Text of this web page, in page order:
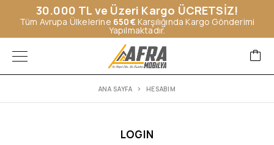
30.000 TL ve Üzeri Kargo ÜCRETSİZ!
Tüm Avrupa Ülkelerine 650€Karşılığında Kargo Gönderimi
Yapılmaktadır.
ANA SAYFA HESABIM
LOGIN